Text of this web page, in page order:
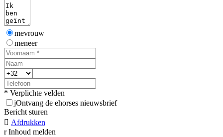
mevrouw
meneer
* Verplichte velden
jOntvang de ehorses nieuwsbrief
Bericht sturen
 Afdrukken
r Inhoud melden